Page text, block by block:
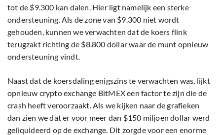
tot de $9.300 kan dalen. Hier ligt namelijk een sterke
ondersteuning. Als de zone van $9.300 niet wordt
gehouden, kunnen we verwachten dat de koers flink
terugzakt richting de $8.800 dollar waar de munt opnieuw
ondersteuning vindt.
Naast dat de koersdaling enigszins te verwachten was, lijkt
opnieuw crypto exchange BitMEX een factor te zijn die de
crash heeft veroorzaakt. Als we kijken naar de grafieken
dan zien we dat er voor meer dan $150 miljoen dollar werd
geliquideerd op de exchange. Dit zorgde voor een enorme